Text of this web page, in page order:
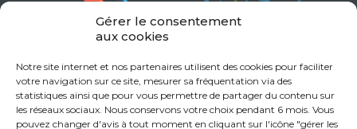
Gérer le consentement
aux cookies
Notre site internet et nos partenaires utilisent des cookies pour faciliter
votre navigation sur ce site, mesurer sa fréquentation via des
statistiques ainsi que pour vous permettre de partager du contenu sur
les réseaux sociaux. Nous conservons votre choix pendant 6 mois. Vous
pouvez changer d'avis à tout moment en cliquant sur l'icône "gérer les